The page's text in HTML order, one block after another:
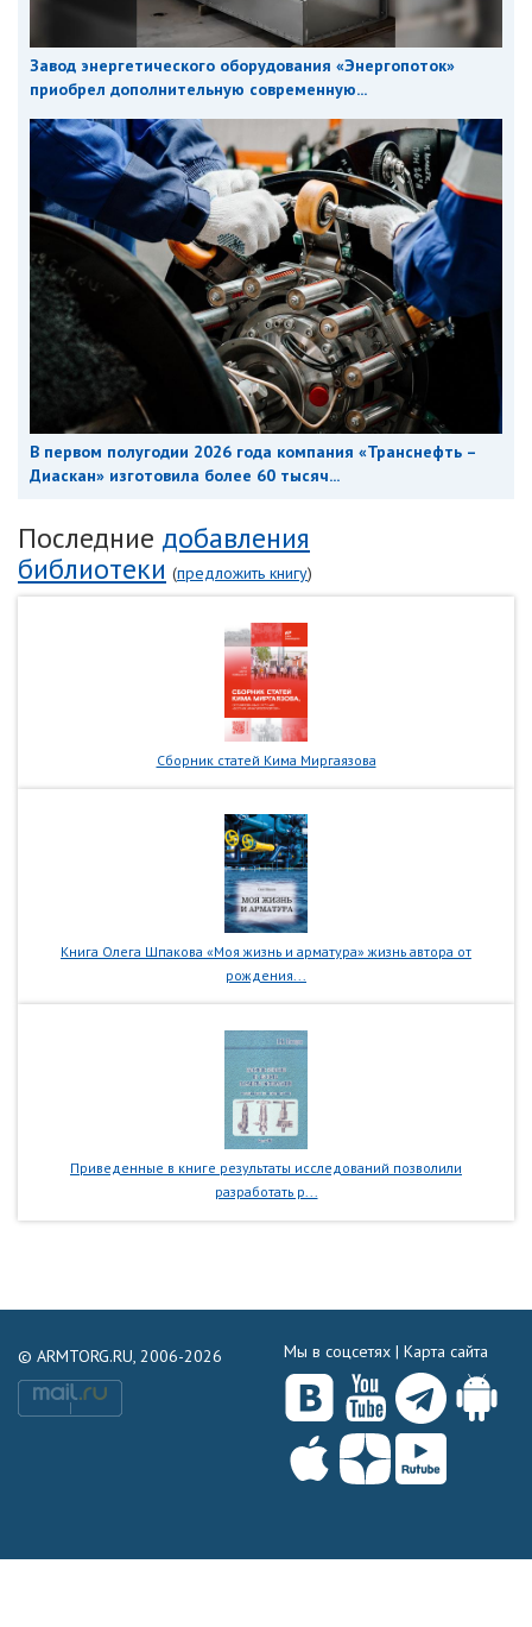
Завод энергетического оборудования «Энергопоток»
приобрел дополнительную современную...
В первом полугодии 2026 года компания «Транснефть –
Диаскан» изготовила более 60 тысяч...
Последние добавления
библиотеки (предложить книгу)
Сборник статей Кима Миргаязова
Книга Олега Шпакова «Моя жизнь и арматура» жизнь автора от
рождения...
Приведенные в книге результаты исследований позволили
разработать р...
© ARMTORG.RU, 2006-2026 Мы в соцсетях | Карта сайта